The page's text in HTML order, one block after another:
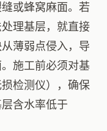
或蜂窝麻面。若
理基层，就直接
薄弱点侵入，导
施工前必须对基
检测仪），确保
含水率低于